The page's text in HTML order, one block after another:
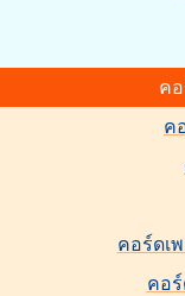
คอ
ค
คอร์ดเ
คอร์